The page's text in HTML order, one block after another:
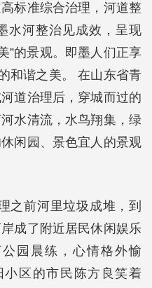
标准综合治理，河道整
水河整治见成效，呈现
”的景观。即墨人们正享
和谐之美。 在山东省青
道治理后，穿城而过的
水清流，水鸟翔集，绿
闲园、景色宜人的景观
之前河里垃圾成堆，到
成了附近居民休闲娱乐
园晨练，心情格外愉
小区的市民陈方良笑着